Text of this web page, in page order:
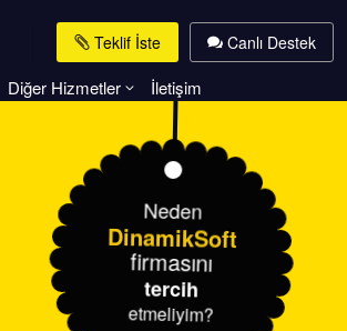
Teklif İste Canlı Destek
Diğer Hizmetler İletişim
Neden
DinamikSoft
firmasını
tercih
etmeliyim?